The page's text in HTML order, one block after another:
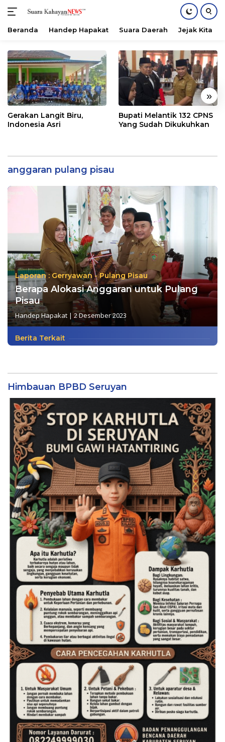
konten
Beranda Handep Hapakat Suara Daerah Jejak Kita
« »
Gerakan Langit Biru,
Indonesia Asri
Bupati Melantik 132 CPNS
Yang Sudah Dikukuhkan
anggaran pulang pisau
Laporan : Gerryawan - Pulang Pisau
Berapa Alokasi Anggaran untuk Pulang
Pisau
Handep Hapakat |2 Desember 2023
Berita Terkait
Himbauan BPBD Seruyan